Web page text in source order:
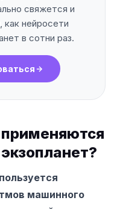
свяжется и
нейросети
в сотни раз.
машинного